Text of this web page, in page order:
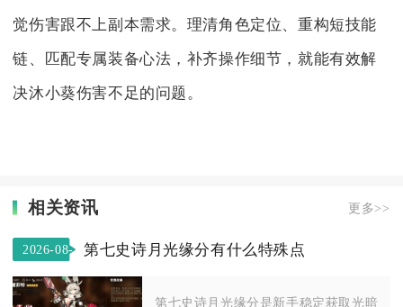
觉伤害跟不上副本需求。理清角色定位、重构短技能
链、匹配专属装备心法，补齐操作细节，就能有效解
决沐小葵伤害不足的问题。
相关资讯 更多>>
2026-08-
第七史诗月光缘分有什么特殊点
第七史诗月光缘分是新手稳定获取光暗